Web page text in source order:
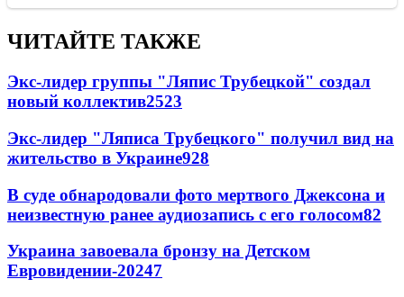
ЧИТАЙТЕ ТАКЖЕ
Экс-лидер группы "Ляпис Трубецкой" создал
новый коллектив2523
Экс-лидер "Ляписа Трубецкого" получил вид на
жительство в Украине928
В суде обнародовали фото мертвого Джексона и
неизвестную ранее аудиозапись с его голосом82
Украина завоевала бронзу на Детском
Евровидении-20247